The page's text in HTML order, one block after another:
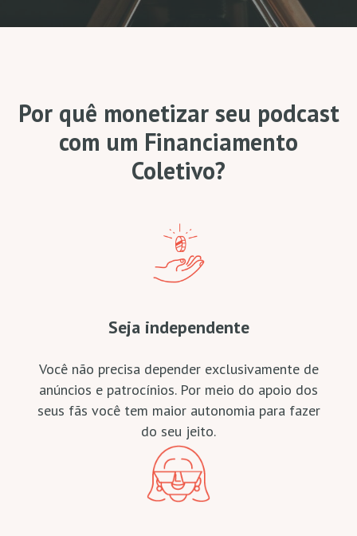
Por quê monetizar seu podcast
com um Financiamento
Coletivo?
Seja independente
Você não precisa depender exclusivamente de
anúncios e patrocínios. Por meio do apoio dos
seus fãs você tem maior autonomia para fazer
do seu jeito.